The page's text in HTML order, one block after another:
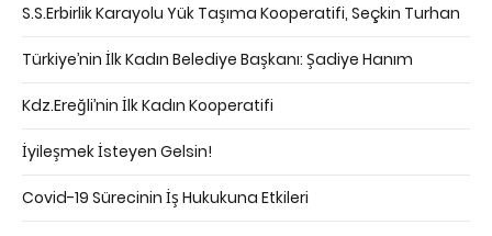
S.S.Erbirlik Karayolu Yük Taşıma Kooperatifi, Seçkin Turhan
Türkiye’nin İlk Kadın Belediye Başkanı: Şadiye Hanım
Kdz.Ereğli’nin İlk Kadın Kooperatifi
İyileşmek İsteyen Gelsin!
Covid-19 Sürecinin İş Hukukuna Etkileri